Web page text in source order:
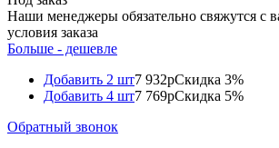
Наши менеджеры обязательно свяжутся с
условия заказа
Больше - дешевле
Добавить 2 шт7 932рСкидка 3%
Добавить 4 шт7 769рСкидка 5%
Обратный звонок